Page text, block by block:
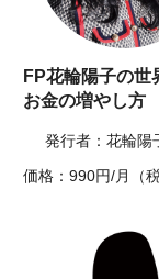
FP花輪陽子の世
お金の増やし方
発行者：花輪陽
価格：990円/月（税